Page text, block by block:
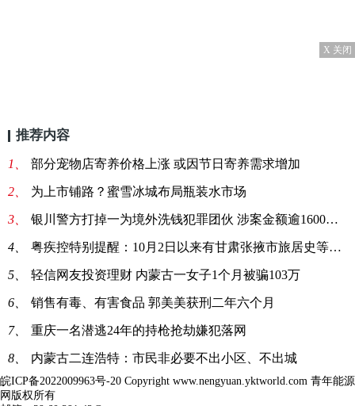
X 关闭
推荐内容
1、 部分宠物店寄养价格上涨 或因节日寄养需求增加
2、 为上市铺路？蜜雪冰城布局瓶装水市场
3、 银川警方打掉一为境外洗钱犯罪团伙 涉案金额逾1600万元
4、 粤疾控特别提醒：10月2日以来有甘肃张掖市旅居史等4类人
5、 轻信网友投资理财 内蒙古一女子1个月被骗103万
6、 销售有毒、有害食品 郭美美获刑二年六个月
7、 重庆一名潜逃24年的持枪抢劫嫌犯落网
8、 内蒙古二连浩特：市民非必要不出小区、不出城
皖ICP备2022009963号-20 Copyright www.nengyuan.yktworld.com 青年能源
网版权所有